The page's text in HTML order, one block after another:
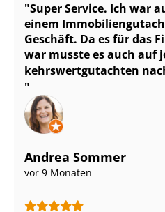
Super Service. Ich war
einem
Geschäft. Da es für das
war musste es auch auf
kehrs­wert­gut­ach­ten
Andrea Sommer
vor 9 Monaten